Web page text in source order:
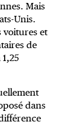
Mais
Unis.
voitures et
de
dans